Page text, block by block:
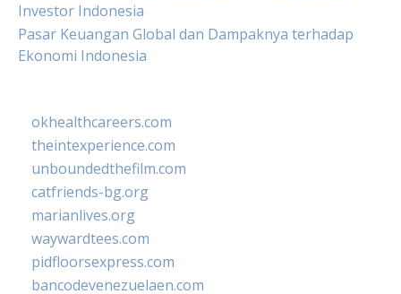
Investor Indonesia
Pasar Keuangan Global dan Dampaknya terhadap
Ekonomi Indonesia
okhealthcareers.com
theintexperience.com
unboundedthefilm.com
catfriends-bg.org
marianlives.org
waywardtees.com
pidfloorsexpress.com
bancodevenezuelaen.com